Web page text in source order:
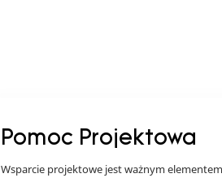
Pomoc Projektowa
Wsparcie projektowe jest ważnym